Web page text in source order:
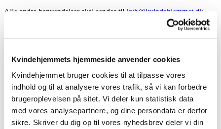
Kvindehjemmets hjemmeside anvender cookies
Kvindehjemmet bruger cookies til at tilpasse vores
indhold og til at analysere vores trafik, så vi kan forbedre
brugeroplevelsen på sitet. Vi deler kun statistisk data
med vores analysepartnere, og dine persondata er derfor
sikre. Skriver du dig op til vores nyhedsbrev deler vi din
Alle andre henvendelser skal sendes til kvh@kvindehjemmet.dk
Her er vi
Kvindehjemmet
2200 København N
Find os